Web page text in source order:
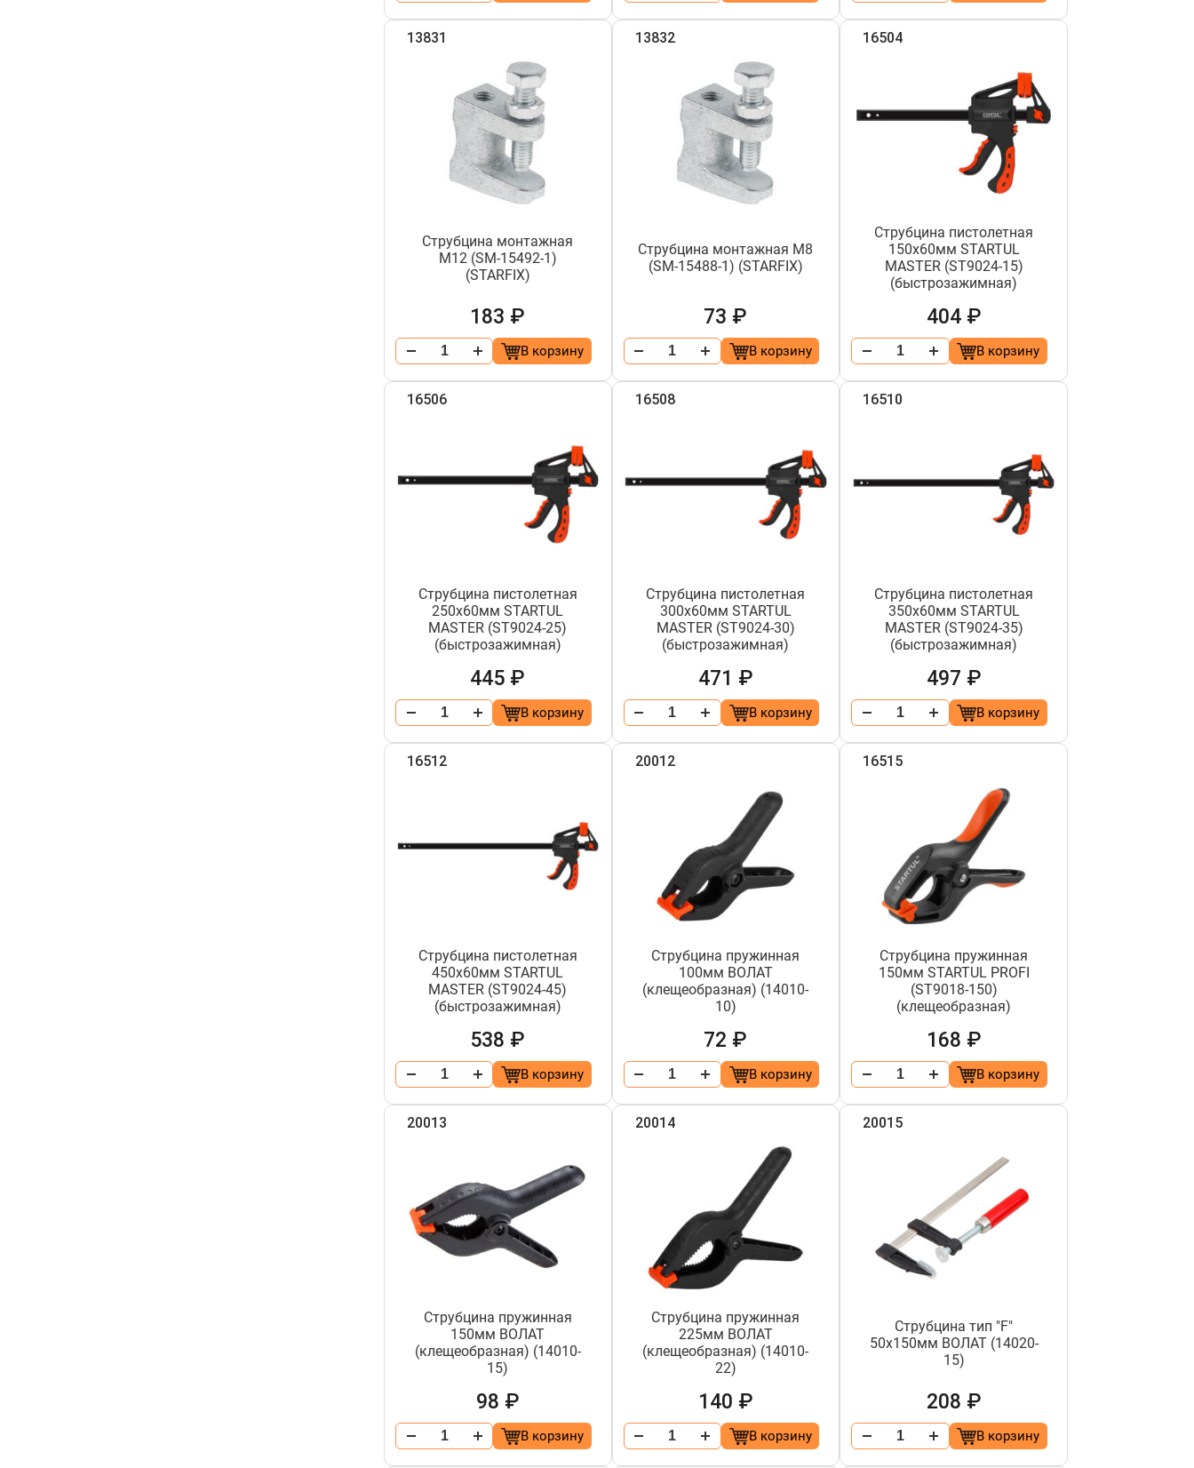
13831
Струбцина монтажная
М12 (SM-15492-1)
(STARFIX)
183 ₽
В корзину
13832
Струбцина монтажная М8
(SM-15488-1) (STARFIX)
73 ₽
В корзину
16504
Струбцина пистолетная
150х60мм STARTUL
MASTER (ST9024-15)
(быстрозажимная)
404 ₽
В корзину
16506
Струбцина пистолетная
250х60мм STARTUL
MASTER (ST9024-25)
(быстрозажимная)
445 ₽
В корзину
16508
Струбцина пистолетная
300х60мм STARTUL
MASTER (ST9024-30)
(быстрозажимная)
471 ₽
В корзину
16510
Струбцина пистолетная
350х60мм STARTUL
MASTER (ST9024-35)
(быстрозажимная)
497 ₽
В корзину
16512
Струбцина пистолетная
450х60мм STARTUL
MASTER (ST9024-45)
(быстрозажимная)
538 ₽
В корзину
20012
Струбцина пружинная
100мм ВОЛАТ
(клещеобразная) (14010-
10)
72 ₽
В корзину
16515
Струбцина пружинная
150мм STARTUL PROFI
(ST9018-150)
(клещеобразная)
168 ₽
В корзину
20013
Струбцина пружинная
150мм ВОЛАТ
(клещеобразная) (14010-
15)
98 ₽
В корзину
20014
Струбцина пружинная
225мм ВОЛАТ
(клещеобразная) (14010-
22)
140 ₽
В корзину
20015
Струбцина тип "F"
50х150мм ВОЛАТ (14020-
15)
208 ₽
В корзину